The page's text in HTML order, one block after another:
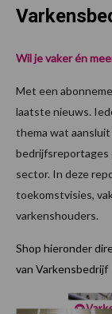
Wil je vaker én
Met een
laatste nieuws.
thema wat
bedrijfsreportages
sector. In deze
toekomstvisies,
varkenshouders.
Shop hieronder
van Varkensbedrijf